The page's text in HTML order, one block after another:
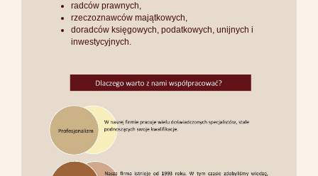
radców prawnych,
rzeczoznawców majątkowych,
doradców księgowych, podatkowych, unijnych i
inwestycyjnych.